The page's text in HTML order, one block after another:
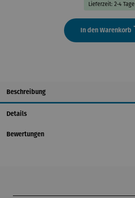
Lieferzeit: 2-4 Tage
In den Warenkorb
Beschreibung
Details
Bewertungen